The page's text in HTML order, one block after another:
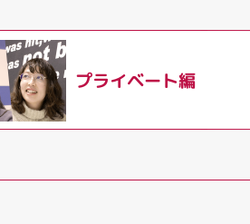
プライベート編